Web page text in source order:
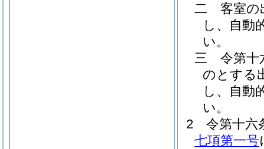
二
客室の
し、自動
い。
三
令第十
のとする
し、自動
い。
2
令第十六
七項第一号